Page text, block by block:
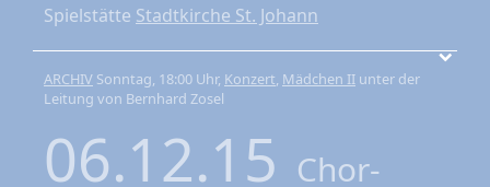
Spielstätte Stadtkirche St. Johann
ARCHIV Sonntag, 18:00 Uhr, Konzert, Mädchen II unter der
Leitung von Bernhard Zosel
06.12.15 Chor-